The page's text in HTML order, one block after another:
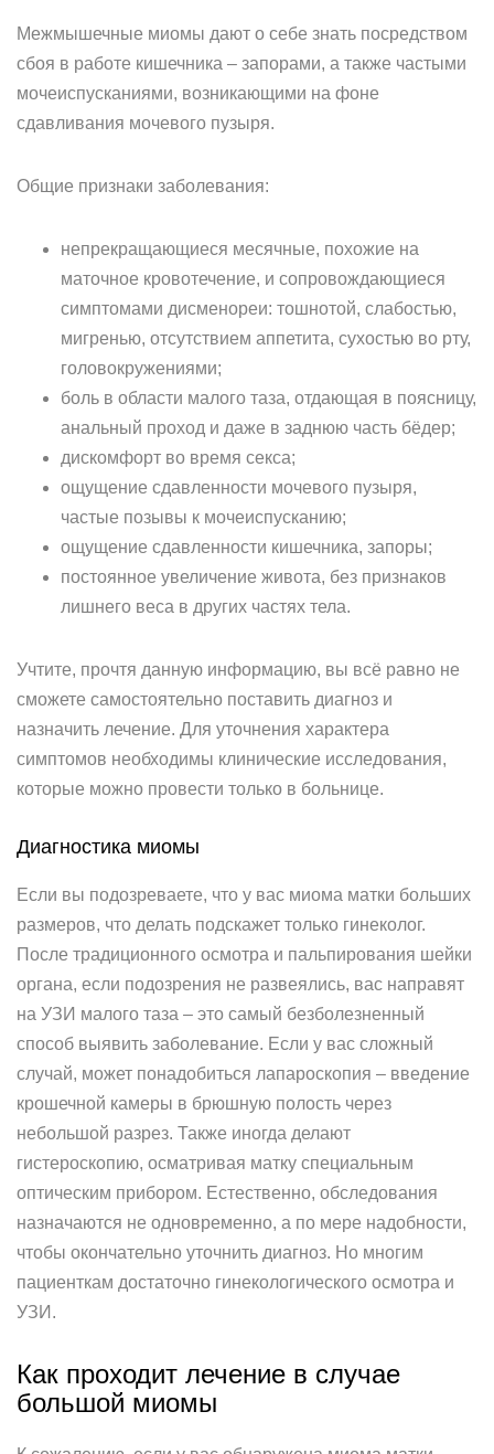
Межмышечные миомы дают о себе знать посредством
сбоя в работе кишечника – запорами, а также частыми
мочеиспусканиями, возникающими на фоне
сдавливания мочевого пузыря.
Общие признаки заболевания:
непрекращающиеся месячные, похожие на
маточное кровотечение, и сопровождающиеся
симптомами дисменореи: тошнотой, слабостью,
мигренью, отсутствием аппетита, сухостью во рту,
головокружениями;
боль в области малого таза, отдающая в поясницу,
анальный проход и даже в заднюю часть бёдер;
дискомфорт во время секса;
ощущение сдавленности мочевого пузыря,
частые позывы к мочеиспусканию;
ощущение сдавленности кишечника, запоры;
постоянное увеличение живота, без признаков
лишнего веса в других частях тела.
Учтите, прочтя данную информацию, вы всё равно не
сможете самостоятельно поставить диагноз и
назначить лечение. Для уточнения характера
симптомов необходимы клинические исследования,
которые можно провести только в больнице.
Диагностика миомы
Если вы подозреваете, что у вас миома матки больших
размеров, что делать подскажет только гинеколог.
После традиционного осмотра и пальпирования шейки
органа, если подозрения не развеялись, вас направят
на УЗИ малого таза – это самый безболезненный
способ выявить заболевание. Если у вас сложный
случай, может понадобиться лапароскопия – введение
крошечной камеры в брюшную полость через
небольшой разрез. Также иногда делают
гистероскопию, осматривая матку специальным
оптическим прибором. Естественно, обследования
назначаются не одновременно, а по мере надобности,
чтобы окончательно уточнить диагноз. Но многим
пациенткам достаточно гинекологического осмотра и
УЗИ.
Как проходит лечение в случае
большой миомы